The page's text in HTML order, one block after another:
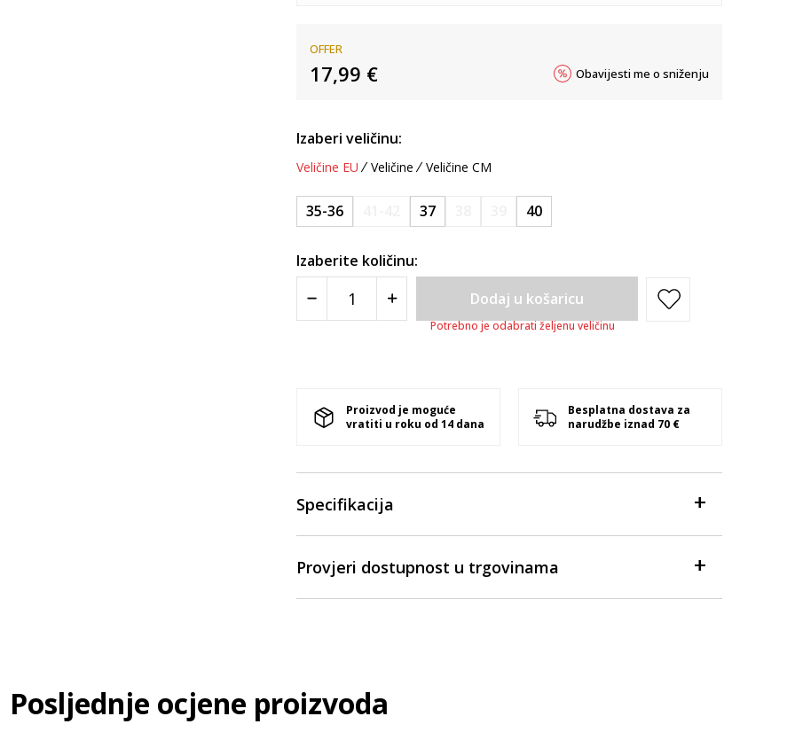
OFFER
17,99 € Obavijesti me o sniženju
Izaberi veličinu:
Veličine EU Veličine Veličine CM
35-36 37 40
Izaberite količinu:
Dodaj u košaricu
Potrebno je odabrati željenu veličinu
Proizvod je moguće
vratiti u roku od 14 dana
Besplatna dostava za
narudžbe iznad 70 €
Specifikacija
Provjeri dostupnost u trgovinama
Posljednje ocjene proizvoda